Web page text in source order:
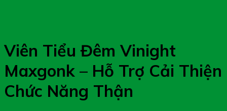
Viên Tiểu Đêm Vinight
Maxgonk – Hỗ Trợ Cải Thiện
Chức Năng Thận